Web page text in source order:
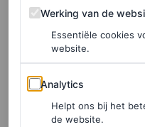
Chloé
Werking van de website
Werking van de
Essentiële cookies
website.
Analytics
Analytics
Helpt ons bij het
de website.